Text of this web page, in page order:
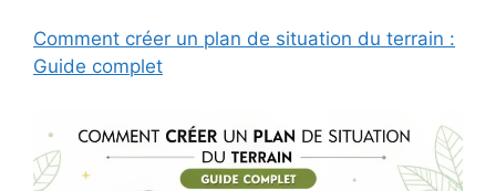
Comment créer un plan de situation du terrain :
Guide complet